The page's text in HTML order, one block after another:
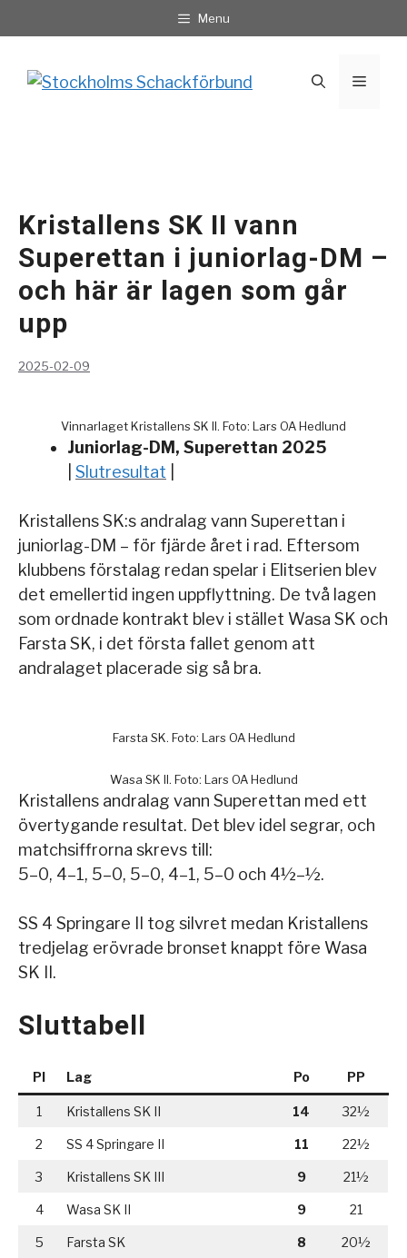
till
Menu
Meny
Kristallens SK II vann
Superettan i juniorlag-DM –
och här är lagen som går
upp
2025-02-09
Vinnarlaget Kristallens SK II. Foto: Lars OA Hedlund
Juniorlag-DM, Superettan 2025
Slutresultat
Kristallens SK:s andralag vann Superettan i
juniorlag-DM – för fjärde året i rad. Eftersom
klubbens förstalag redan spelar i Elitserien blev
det emellertid ingen uppflyttning. De två lagen
som ordnade kontrakt blev i stället Wasa SK och
Farsta SK, i det första fallet genom att
andralaget placerade sig så bra.
Farsta SK. Foto: Lars OA Hedlund
Wasa SK II. Foto: Lars OA Hedlund
Kristallens andralag vann Superettan med ett
övertygande resultat. Det blev idel segrar, och
matchsiffrorna skrevs till:
5–0, 4–1, 5–0, 5–0, 4–1, 5–0 och 4½–½.
SS 4 Springare II tog silvret medan Kristallens
tredjelag erövrade bronset knappt före Wasa
SK II.
Sluttabell
Pl Lag Po PP
1 Kristallens SK II 14 32½
2 SS 4 Springare II 11 22½
3 Kristallens SK III 9 21½
4 Wasa SK II 9 21
5 Farsta SK 8 20½